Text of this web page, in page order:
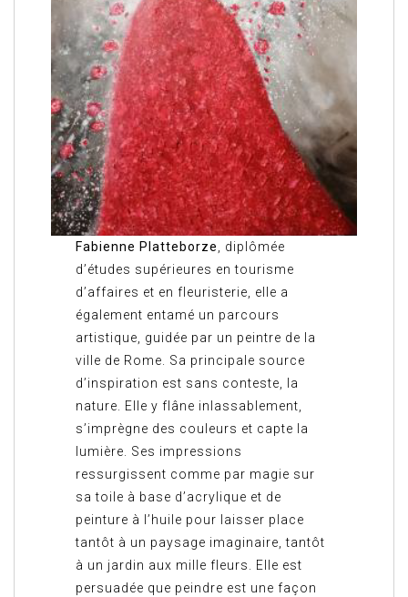
Fabienne Platteborze, diplômée
d’études supérieures en tourisme
d’affaires et en fleuristerie, elle a
également entamé un parcours
artistique, guidée par un peintre de la
ville de Rome. Sa principale source
d’inspiration est sans conteste, la
nature. Elle y flâne inlassablement,
s’imprègne des couleurs et capte la
lumière. Ses impressions
ressurgissent comme par magie sur
sa toile à base d’acrylique et de
peinture à l’huile pour laisser place
tantôt à un paysage imaginaire, tantôt
à un jardin aux mille fleurs. Elle est
persuadée que peindre est une façon